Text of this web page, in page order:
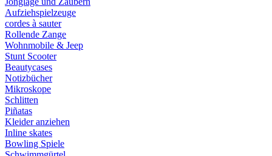
Aufziehspielzeuge
cordes à sauter
Rollende Zange
Wohnmobile & Jeep
Stunt Scooter
Beautycases
Notizbücher
Mikroskope
Schlitten
Piñatas
Kleider anziehen
Inline skates
Bowling Spiele